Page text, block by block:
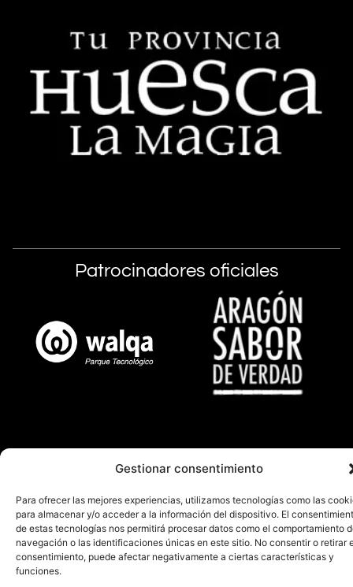
Gestionar consentimiento
Para ofrecer las mejores experiencias, utilizamos tecnologías como las
para almacenar y/o acceder a la información del dispositivo. El
de estas tecnologías nos permitirá procesar datos como el comportamiento
navegación o las identificaciones únicas en este sitio. No consentir o retirar
consentimiento, puede afectar negativamente a ciertas características y
funciones.
Patrocinadores oficiales